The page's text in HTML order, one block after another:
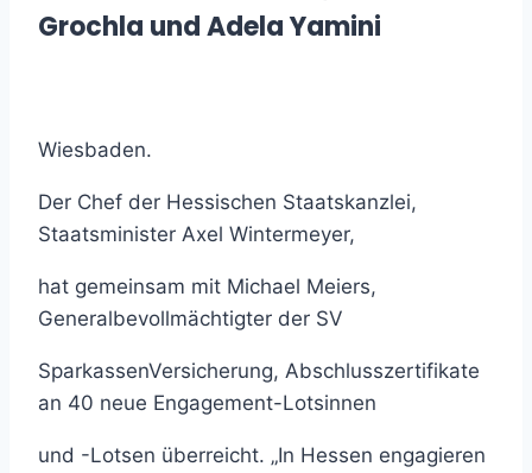
Grochla und Adela Yamini
Wiesbaden.
Der Chef der Hessischen Staatskanzlei,
Staatsminister Axel Wintermeyer,
hat gemeinsam mit Michael Meiers,
Generalbevollmächtigter der SV
SparkassenVersicherung, Abschlusszertifikate
an 40 neue Engagement-Lotsinnen
und -Lotsen überreicht. „In Hessen engagieren